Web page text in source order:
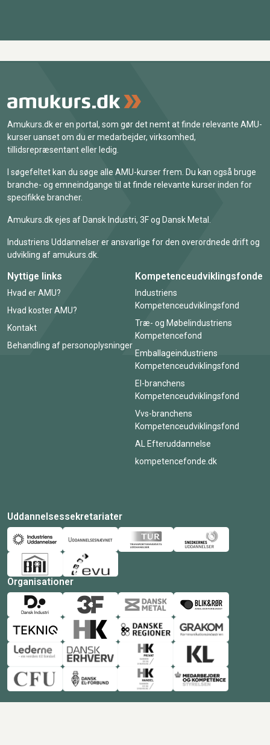
Amukurs.dk er en portal, som gør det nemt at finde relevante AMU-
kurser uanset om du er medarbejder, virksomhed,
tillidsrepræsentant eller ledig.
I søgefeltet kan du søge alle AMU-kurser frem. Du kan også bruge
branche- og emneindgange til at finde relevante kurser inden for
specifikke brancher.
Amukurs.dk ejes af Dansk Industri, 3F og Dansk Metal.
Industriens Uddannelser er ansvarlige for den overordnede drift og
udvikling af amukurs.dk.
Nyttige links
Hvad er AMU?
Hvad koster AMU?
Kontakt
Behandling af personoplysninger
Kompetenceudviklingsfonde
Industriens
Kompetenceudviklingsfond
Træ- og Møbelindustriens
Kompetencefond
Emballageindustriens
Kompetenceudviklingsfond
El-branchens
Kompetenceudviklingsfond
Vvs-branchens
Kompetenceudviklingsfond
AL Efteruddannelse
kompetencefonde.dk
Uddannelsessekretariater
Organisationer